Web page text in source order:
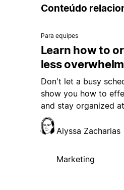
Conteúdo
Para equipes
Learn how to
less
Don't let a busy
show you how to
and stay organized
Alyssa Zacharias
Marketing